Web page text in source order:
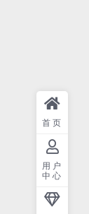
首页
用户
中心